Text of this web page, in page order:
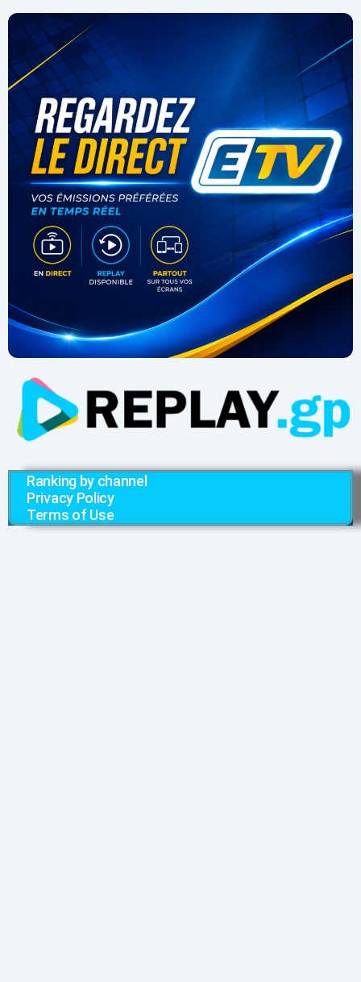
Ranking by channel
Privacy Policy
Terms of Use